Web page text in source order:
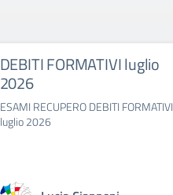
DEBITI FORMATIVI luglio
2026
ESAMI RECUPERO DEBITI FORMATIVI
luglio 2026